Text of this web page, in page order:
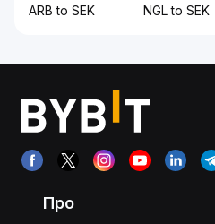
ARB to SEK NGL to SEK
Про